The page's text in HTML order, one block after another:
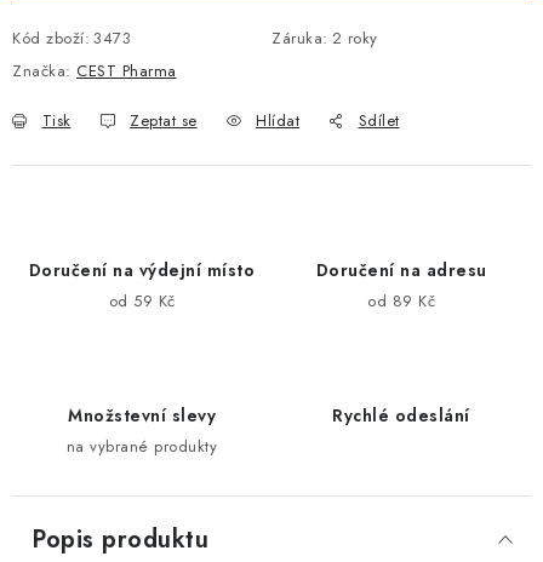
Kód zboží: 3473 Záruka: 2 roky
Značka: CEST Pharma
Tisk Zeptat se Hlídat Sdílet
Doručení na výdejní místo
od 59 Kč
Doručení na adresu
od 89 Kč
Množstevní slevy
na vybrané produkty
Rychlé odeslání
Popis produktu